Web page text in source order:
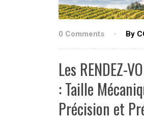
0 Comments By
Les RENDEZ-
: Taille
Précision et